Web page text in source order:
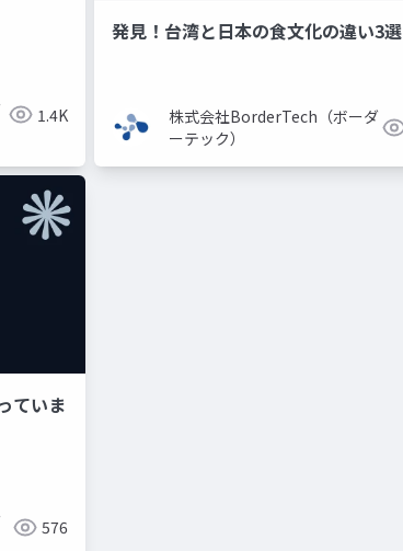
1.4K
発見！台湾と日本の食文化の違い3選
株式会社BorderTech（ボーダ
ーテック）
ていま
576